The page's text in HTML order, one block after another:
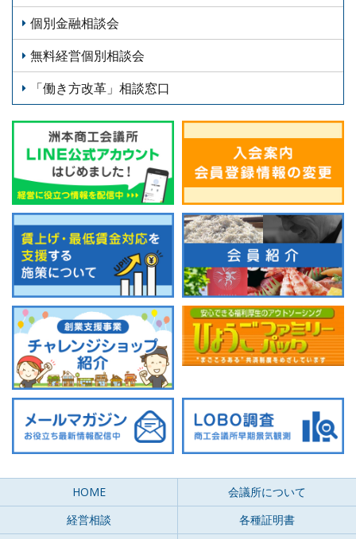
個別金融相談会
無料経営個別相談会
「働き方改革」相談窓口
HOME
会議所について
経営相談
各種証明書